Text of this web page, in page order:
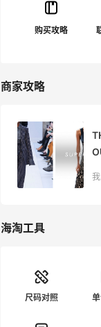
商家攻略
海淘工具
尺码对照